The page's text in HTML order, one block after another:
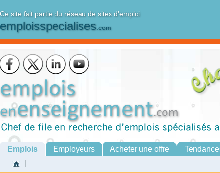
Ce site fait partie du réseau de sites d'emploi
emploisspecialises.com
Emplois Employeurs Acheter une offre